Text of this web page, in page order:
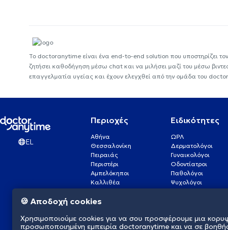
Το doctoranytime είναι ένα end-to-end solution που υποστηρίζει τον
ζητήσει καθοδήγηση μέσω chat και να μιλήσει μαζί του μέσω
επαγγελματία υγείας και έχουν ελεγχθεί από την ομάδα του
EL
Περιοχές
Αθήνα
Θεσσαλονίκη
Πειραιάς
Περιστέρι
Αμπελόκηποι
Καλλιθέα
Πάτρα
Γλυφάδα
Νέα Σμύρνη
Ειδικότητες
ΩΡΛ
Δερματολόγοι
Γυναικολόγοι
Οδοντίατροι
Παθολόγοι
Ψυχολόγοι
Οφθαλμίατροι
Καρδιολόγοι
🍪 Αποδοχή cookies
Χρησιμοποιούμε cookies για να σου προσφέρουμε μια
προσωποποιημένη εμπειρία doctoranytime και να σε